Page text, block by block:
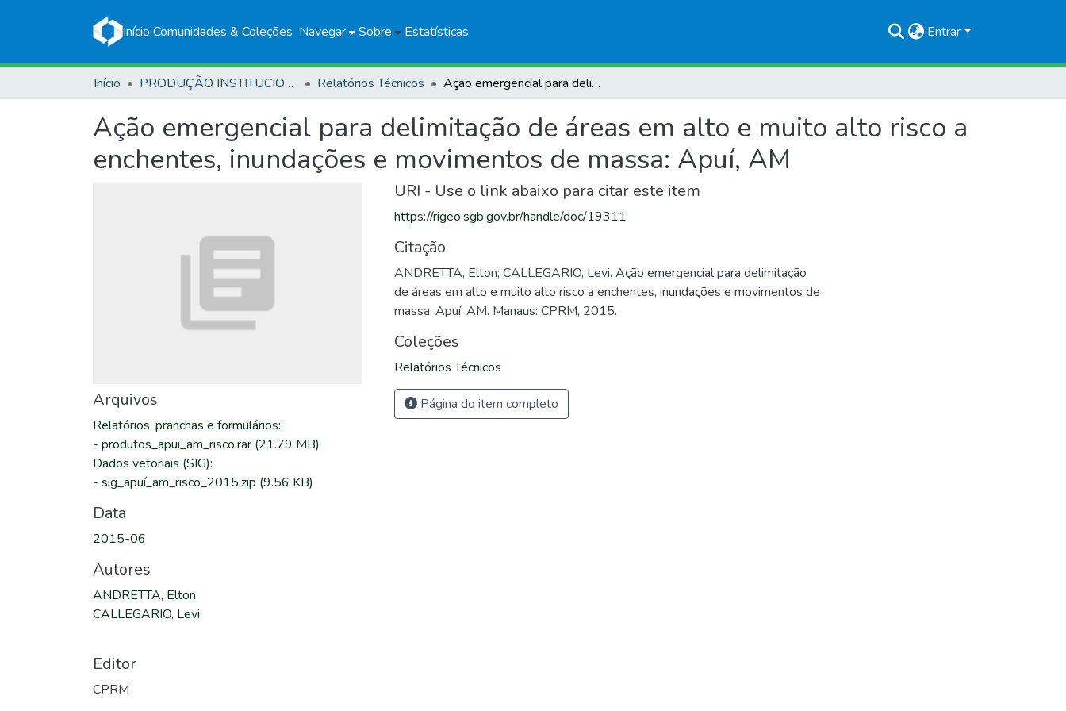
Início Comunidades & Coleções Navegar Sobre Estatísticas Entrar
Início PRODUÇÃO INSTITUCIONAL Relatórios Técnicos Ação emergencial para delimitação de áreas em alto e muito alto risco a enchentes, inundações e movimentos de massa: Apuí, AM
Ação emergencial para delimitação de áreas em alto e muito alto risco a
enchentes, inundações e movimentos de massa: Apuí, AM
Arquivos
Relatórios, pranchas e formulários:
- produtos_apui_am_risco.rar (21.79 MB)
Dados vetoriais (SIG):
- sig_apuí_am_risco_2015.zip (9.56 KB)
Data
2015-06
Autores
ANDRETTA, Elton
CALLEGARIO, Levi
Editor
CPRM
URI - Use o link abaixo para citar este item
https://rigeo.sgb.gov.br/handle/doc/19311
Citação
ANDRETTA, Elton; CALLEGARIO, Levi. Ação emergencial para delimitação
de áreas em alto e muito alto risco a enchentes, inundações e movimentos de
massa: Apuí, AM. Manaus: CPRM, 2015.
Coleções
Relatórios Técnicos
Página do item completo